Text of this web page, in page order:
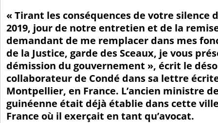
« Tirant les conséquences de votre silence
2019, jour de notre entretien et de la
demandant de me remplacer dans mes
de la Justice, garde des Sceaux, je vous
démission du gouvernement », écrit le
collaborateur de Condé dans sa lettre
Montpellier, en France. L’ancien ministre
guinéenne était déjà établie dans cette
France où il exerçait en tant qu’avocat.